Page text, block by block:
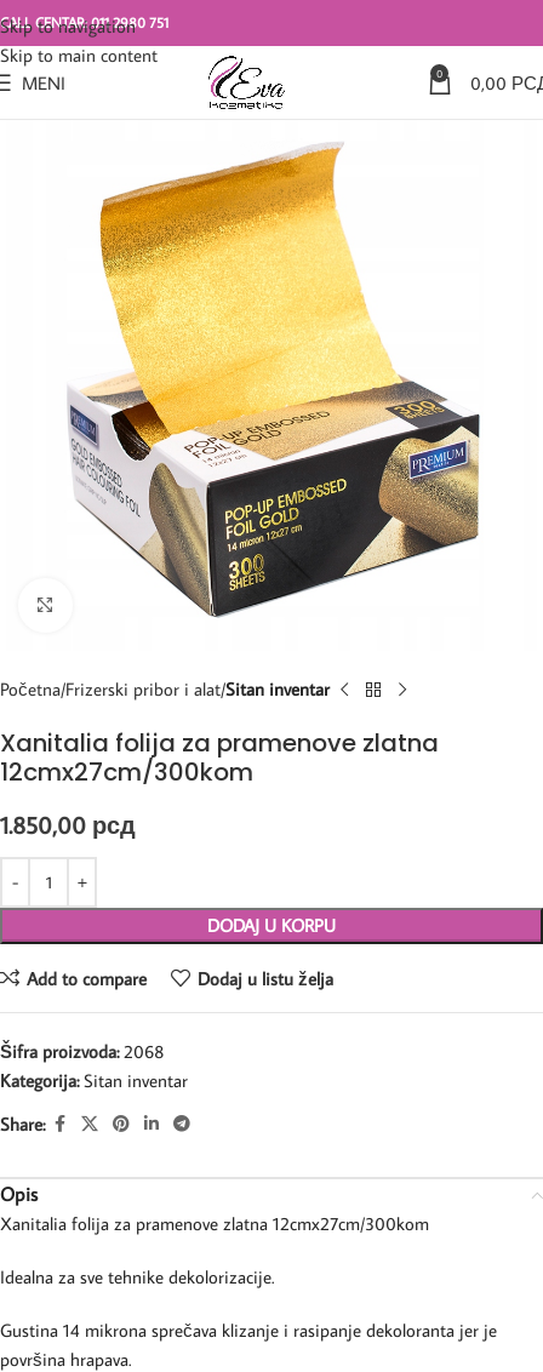
Skip to navigation
Skip to main content
CALL CENTAR: 011 2980 751
MENI 0 0,00
Kliknite za uvećanje
Početna Frizerski pribor i alat Sitan inventar
Xanitalia folija za pramenove zlatna
12cmx27cm/300kom
1.850,00 рсд
DODAJ U KORPU
Add to compare Dodaj u listu želja
Šifra proizvoda:2068
Kategorija: Sitan inventar
Share:
Opis
Xanitalia folija za pramenove zlatna 12cmx27cm/300kom
Idealna za sve tehnike dekolorizacije.
Gustina 14 mikrona sprečava klizanje i rasipanje dekoloranta jer je
površina hrapava.